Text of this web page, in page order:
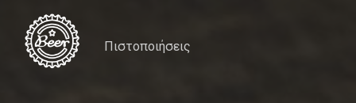
Πιστοποιήσεις